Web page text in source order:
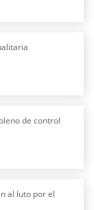
de control
al luto por el